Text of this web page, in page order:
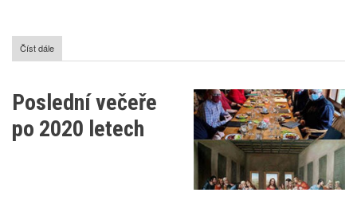
Číst dále
Ministerstvo
soutěž
bonzák
Poslední večeře
po 2020 letech